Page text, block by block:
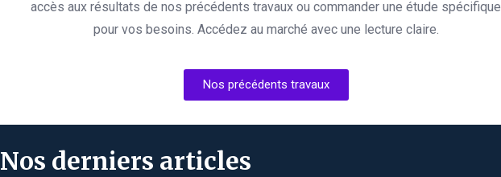
accès aux résultats de nos précédents travaux ou commander une étude spécifique
pour vos besoins. Accédez au marché avec une lecture claire.
Nos précédents travaux
Nos derniers articles